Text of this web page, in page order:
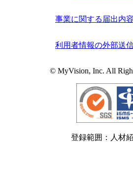
事業に関する届出内
利用者情報の外部送
© MyVision, Inc. All
登録範囲：人材